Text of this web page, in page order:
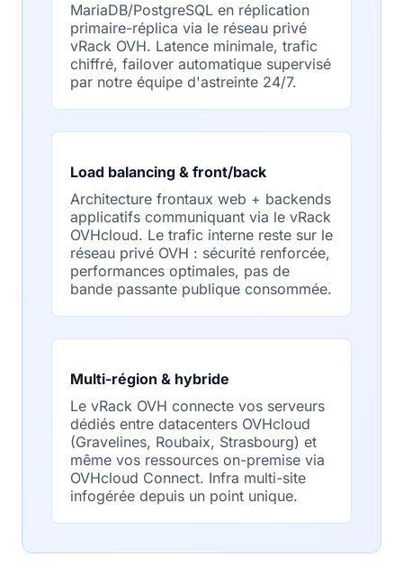
MariaDB/PostgreSQL en réplication
primaire-réplica via le réseau privé
vRack OVH. Latence minimale, trafic
chiffré, failover automatique supervisé
par notre équipe d'astreinte 24/7.
Load balancing & front/back
Architecture frontaux web + backends
applicatifs communiquant via le vRack
OVHcloud. Le trafic interne reste sur le
réseau privé OVH : sécurité renforcée,
performances optimales, pas de
bande passante publique consommée.
Multi-région & hybride
Le vRack OVH connecte vos serveurs
dédiés entre datacenters OVHcloud
(Gravelines, Roubaix, Strasbourg) et
même vos ressources on-premise via
OVHcloud Connect. Infra multi-site
infogérée depuis un point unique.